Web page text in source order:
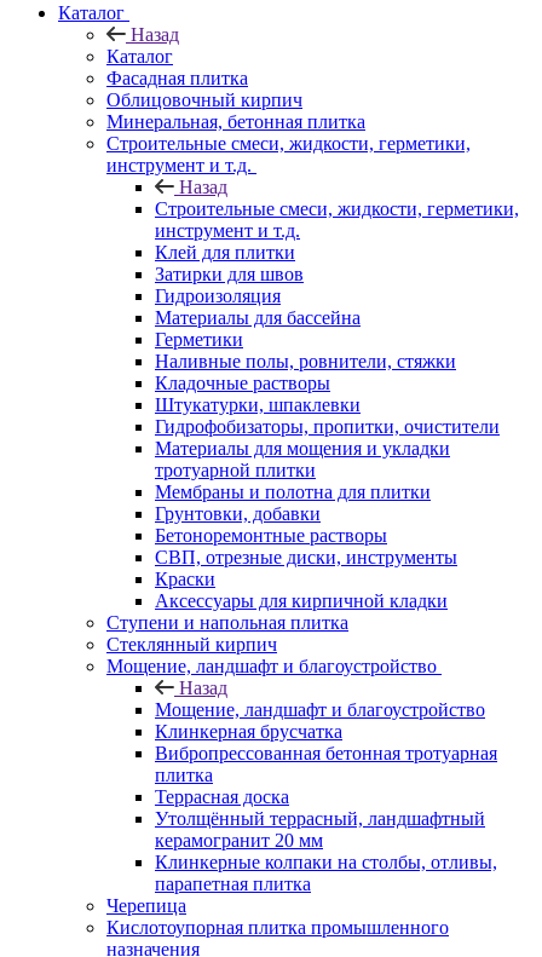
Каталог
Назад
Каталог
Фасадная плитка
Облицовочный кирпич
Минеральная, бетонная плитка
Строительные смеси, жидкости, герметики,
инструмент и т.д.
Назад
Строительные смеси, жидкости, герметики,
инструмент и т.д.
Клей для плитки
Затирки для швов
Гидроизоляция
Материалы для бассейна
Герметики
Наливные полы, ровнители, стяжки
Кладочные растворы
Штукатурки, шпаклевки
Гидрофобизаторы, пропитки, очистители
Материалы для мощения и укладки
тротуарной плитки
Мембраны и полотна для плитки
Грунтовки, добавки
Бетоноремонтные растворы
СВП, отрезные диски, инструменты
Краски
Аксессуары для кирпичной кладки
Ступени и напольная плитка
Cтеклянный кирпич
Мощение, ландшафт и благоустройство
Назад
Мощение, ландшафт и благоустройство
Клинкерная брусчатка
Вибропрессованная бетонная тротуарная
плитка
Террасная доска
Утолщённый террасный, ландшафтный
керамогранит 20 мм
Клинкерные колпаки на столбы, отливы,
парапетная плитка
Черепица
Кислотоупорная плитка промышленного
назначения